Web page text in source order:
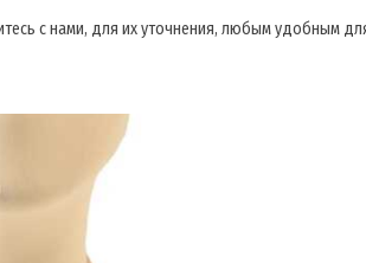
с нами, для их уточнения, любым удобным